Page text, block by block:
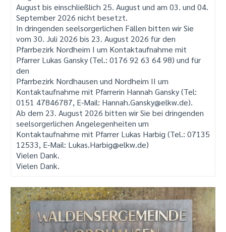
August bis einschließlich 25. August und am 03. und 04.
September 2026 nicht besetzt.
In dringenden seelsorgerlichen Fällen bitten wir Sie
vom 30. Juli 2026 bis 23. August 2026 für den
Pfarrbezirk Nordheim I um Kontaktaufnahme mit
Pfarrer Lukas Gansky (Tel.: 0176 92 63 64 98) und für
den
Pfarrbezirk Nordhausen und Nordheim II um
Kontaktaufnahme mit Pfarrerin Hannah Gansky (Tel:
0151 47846787, E-Mail: Hannah.Gansky@elkw.de).
Ab dem 23. August 2026 bitten wir Sie bei dringenden
seelsorgerlichen Angelegenheiten um
Kontaktaufnahme mit Pfarrer Lukas Harbig (Tel.: 07135
12533, E-Mail: Lukas.Harbig@elkw.de)
Vielen Dank.
Vielen Dank.